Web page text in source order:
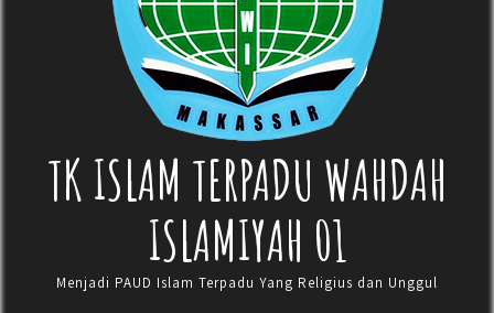
TK ISLAM TERPADU WAHDAH
ISLAMIYAH 01
Menjadi PAUD Islam Terpadu Yang Religius dan Unggul